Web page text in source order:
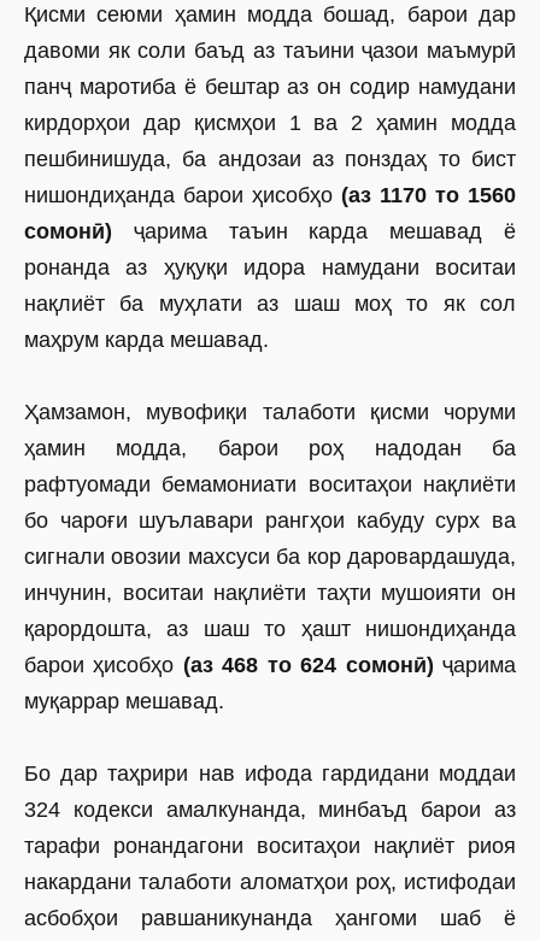
Қисми сеюми ҳамин модда бошад, барои дар
давоми як соли баъд аз таъини ҷазои маъмурӣ
панҷ маротиба ё бештар аз он содир намудани
кирдорҳои дар қисмҳои 1 ва 2 ҳамин модда
пешбинишуда, ба андозаи аз понздаҳ то бист
нишондиҳанда барои ҳисобҳо (аз 1170 то 1560
сомонӣ) ҷарима таъин карда мешавад ё
ронанда аз ҳуқуқи идора намудани воситаи
нақлиёт ба муҳлати аз шаш моҳ то як сол
маҳрум карда мешавад.
Ҳамзамон, мувофиқи талаботи қисми чоруми
ҳамин модда, барои роҳ надодан ба
рафтуомади бемамониати воситаҳои нақлиёти
бо чароғи шуълавари рангҳои кабуду сурх ва
сигнали овозии махсуси ба кор даровардашуда,
инчунин, воситаи нақлиёти таҳти мушоияти он
қарордошта, аз шаш то ҳашт нишондиҳанда
барои ҳисобҳо (аз 468 то 624 сомонӣ) ҷарима
муқаррар мешавад.
Бо дар таҳрири нав ифода гардидани моддаи
324 кодекси амалкунанда, минбаъд барои аз
тарафи ронандагони воситаҳои нақлиёт риоя
накардани талаботи аломатҳои роҳ, истифодаи
асбобҳои равшаникунанда ҳангоми шаб ё